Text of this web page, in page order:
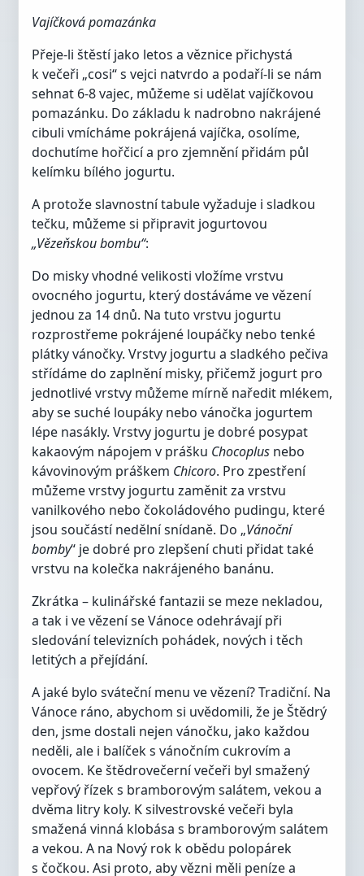
Vajíčková pomazánka
Přeje-li štěstí jako letos a věznice přichystá
k večeři „cosi“ s vejci natvrdo a podaří-li se nám
sehnat 6-8 vajec, můžeme si udělat vajíčkovou
pomazánku. Do základu k nadrobno nakrájené
cibuli vmícháme pokrájená vajíčka, osolíme,
dochutíme hořčicí a pro zjemnění přidám půl
kelímku bílého jogurtu.
A protože slavnostní tabule vyžaduje i sladkou
tečku, můžeme si připravit jogurtovou
„Vězeňskou bombu“:
Do misky vhodné velikosti vložíme vrstvu
ovocného jogurtu, který dostáváme ve vězení
jednou za 14 dnů. Na tuto vrstvu jogurtu
rozprostřeme pokrájené loupáčky nebo tenké
plátky vánočky. Vrstvy jogurtu a sladkého pečiva
střídáme do zaplnění misky, přičemž jogurt pro
jednotlivé vrstvy můžeme mírně naředit mlékem,
aby se suché loupáky nebo vánočka jogurtem
lépe nasákly. Vrstvy jogurtu je dobré posypat
kakaovým nápojem v prášku Chocoplusnebo
kávovinovým práškem Chicoro. Pro zpestření
můžeme vrstvy jogurtu zaměnit za vrstvu
vanilkového nebo čokoládového pudingu, které
jsou součástí nedělní snídaně. Do „Vánoční
bomby“ je dobré pro zlepšení chuti přidat také
vrstvu na kolečka nakrájeného banánu.
Zkrátka – kulinářské fantazii se meze nekladou,
a tak i ve vězení se Vánoce odehrávají při
sledování televizních pohádek, nových i těch
letitých a přejídání.
A jaké bylo sváteční menu ve vězení? Tradiční. Na
Vánoce ráno, abychom si uvědomili, že je Štědrý
den, jsme dostali nejen vánočku, jako každou
neděli, ale i balíček s vánočním cukrovím a
ovocem. Ke štědrovečerní večeři byl smažený
vepřový řízek s bramborovým salátem, vekou a
dvěma litry koly. K silvestrovské večeři byla
smažená vinná klobása s bramborovým salátem
a vekou. A na Nový rok k obědu polopárek
s čočkou. Asi proto, aby vězni měli peníze a